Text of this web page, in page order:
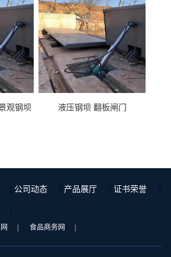
观钢坝 液压钢坝 翻板闸门
公司动态 产品展厅 证书荣誉
食品商务网